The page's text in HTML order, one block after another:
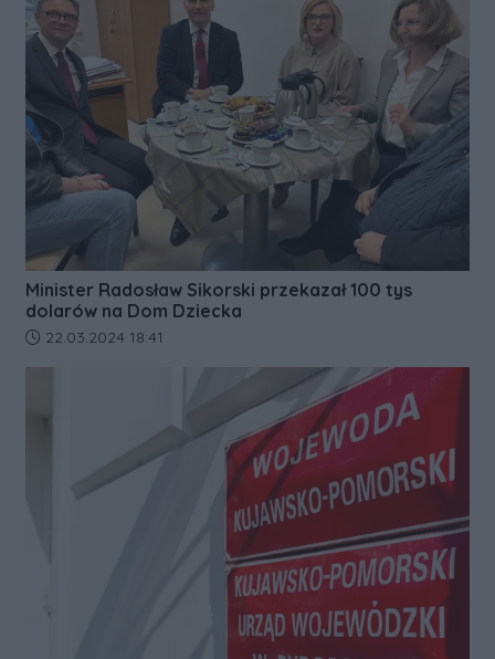
Minister Radosław Sikorski przekazał 100 tys
dolarów na Dom Dziecka
Data dodania artykułu:
22.03.2024 18:41